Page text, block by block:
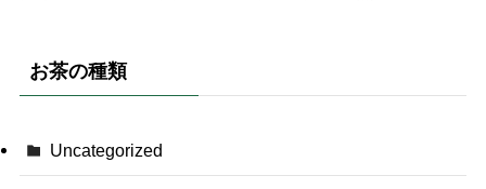
お茶の種類
Uncategorized